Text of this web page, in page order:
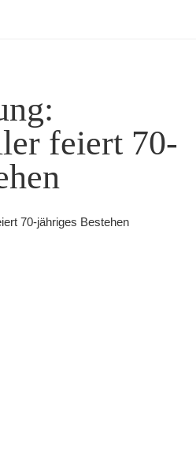
feiert 70-
70-jähriges Bestehen